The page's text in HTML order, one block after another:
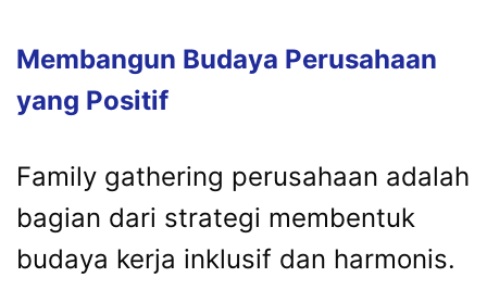
Membangun Budaya Perusahaan
yang Positif
Family gathering perusahaan adalah
bagian dari strategi membentuk
budaya kerja inklusif dan harmonis.